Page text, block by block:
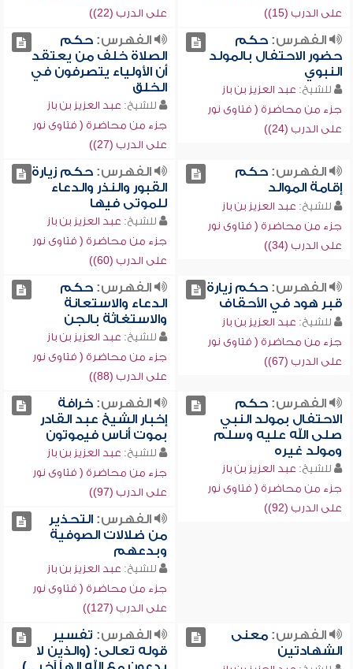
على الدرب (15))
على الدرب (22))
الفهرس:حكم
حضور الاحتفال بالمولد
النبوي
للشيخ: عبد العزيز بن باز
جزء من محاضرة ( فتاوى نور
على الدرب (24))
الفهرس:حكم
الصلاة خلف من يعتقد
أن الأولياء يتصرفون في
الخلق
للشيخ: عبد العزيز بن باز
جزء من محاضرة ( فتاوى نور
على الدرب (27))
الفهرس:حكم
إقامة الموالد
للشيخ: عبد العزيز بن باز
جزء من محاضرة ( فتاوى نور
على الدرب (34))
الفهرس:حكم زيارة
القبور والنذر والدعاء
للموتى فيها
للشيخ: عبد العزيز بن باز
جزء من محاضرة ( فتاوى نور
على الدرب (60))
الفهرس:حكم زيارة
قبر هود في الأحقاف
للشيخ: عبد العزيز بن باز
جزء من محاضرة ( فتاوى نور
على الدرب (67))
الفهرس:حكم
الدعاء والاستعانة
والاستغاثة بالجن
للشيخ: عبد العزيز بن باز
جزء من محاضرة ( فتاوى نور
على الدرب (88))
الفهرس:حكم
الاحتفال بمولد النبي
صلى الله عليه وسلم
ومولد غيره
للشيخ: عبد العزيز بن باز
جزء من محاضرة ( فتاوى نور
على الدرب (92))
الفهرس:خرافة
إخبار الشيخ عبد القادر
بموت أناس فيموتون
للشيخ: عبد العزيز بن باز
جزء من محاضرة ( فتاوى نور
على الدرب (97))
الفهرس:التحذير
من ضلالات الصوفية
وبدعهم
للشيخ: عبد العزيز بن باز
جزء من محاضرة ( فتاوى نور
على الدرب (127))
الفهرس:معنى
الشهادتين
الفهرس: تفسير
قوله تعالى: (والذين لا